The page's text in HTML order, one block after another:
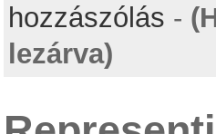
hozzászólás -
lezárva)